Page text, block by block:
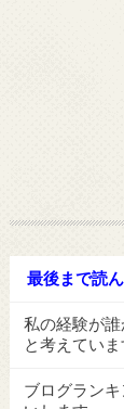
最後まで読
私の経験が
と考えていま
ブログラン